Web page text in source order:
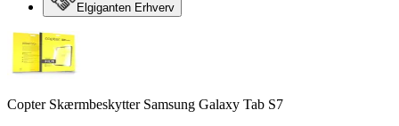
Elgiganten Erhverv
Copter Skærmbeskytter Samsung Galaxy Tab S7